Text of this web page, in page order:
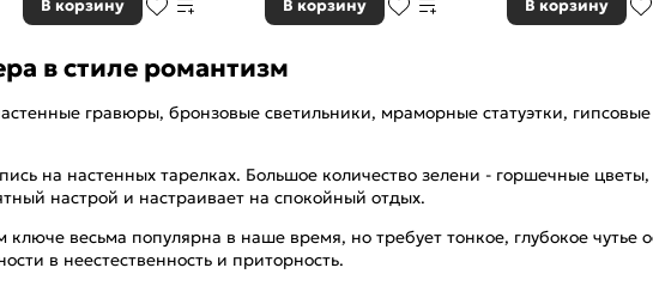
В корзину В корзину В корзину
в стиле романтизм
гравюры, бронзовые светильники, мраморные статуэтки,
на настенных тарелках. Большое количество зелени - горшечные
настрой и настраивает на спокойный отдых.
весьма популярна в наше время, но требует тонкое, глубокое
в неестественность и приторность.